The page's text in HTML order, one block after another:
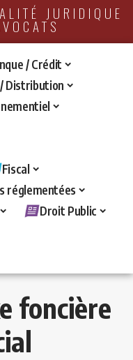
JURIDIQUE
/ Crédit
Distribution
Fiscal
réglementées
Droit Public
foncière